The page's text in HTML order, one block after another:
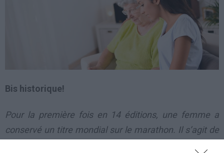
Bis historique!
Pour la première fois en 14 éditions, une femme a
conservé un titre mondial sur le marathon. Il s’agit de